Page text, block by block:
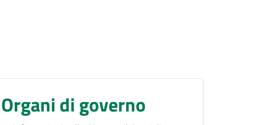
Organi di governo